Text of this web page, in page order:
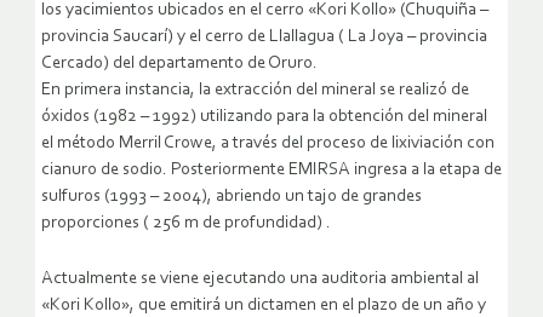
los yacimientos ubicados en el cerro «Kori Kollo» (Chuquiña –
provincia Saucarí) y el cerro de Llallagua ( La Joya – provincia
Cercado) del departamento de Oruro.
En primera instancia, la extracción del mineral se realizó de
óxidos (1982 – 1992) utilizando para la obtención del mineral
el método Merril Crowe, a través del proceso de lixiviación con
cianuro de sodio. Posteriormente EMIRSA ingresa a la etapa de
sulfuros (1993 – 2004), abriendo un tajo de grandes
proporciones ( 256 m de profundidad) .
Actualmente se viene ejecutando una auditoria ambiental al
«Kori Kollo», que emitirá un dictamen en el plazo de un año y